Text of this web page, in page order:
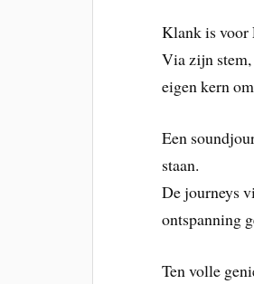
Klank is voor
Via zijn stem,
eigen kern
Een
staan.
De journeys
ontspanning
Ten volle